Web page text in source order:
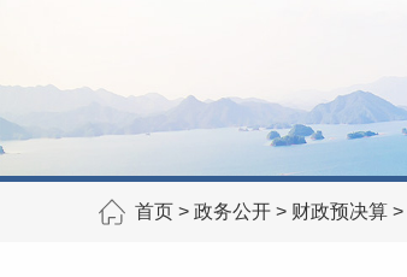
首页 > 政务公开 > 财政预决算 >